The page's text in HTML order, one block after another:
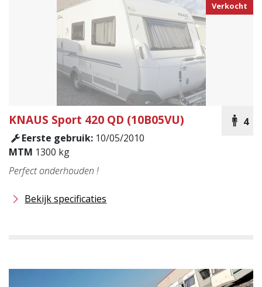
Verkocht
4
KNAUS Sport 420 QD (10B05VU)
Eerste gebruik: 10/05/2010
MTM 1300 kg
Perfect onderhouden !
Bekijk specificaties